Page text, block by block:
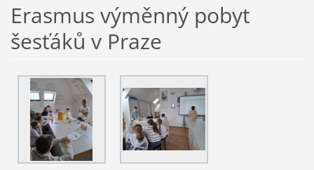
Erasmus výměnný pobyt
šesťáků v Praze